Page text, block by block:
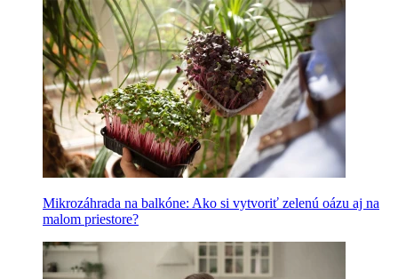
Mikrozáhrada na balkóne: Ako si vytvoriť zelenú oázu aj na
malom priestore?